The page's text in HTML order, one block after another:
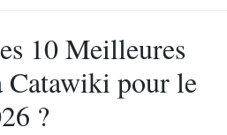
10 Meilleures
Catawiki pour le
?